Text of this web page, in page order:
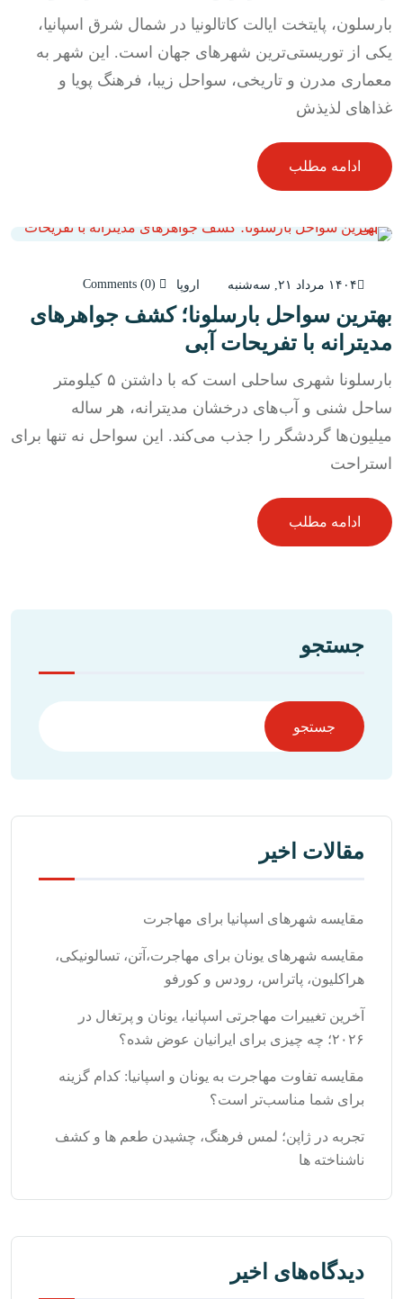
بارسلون، پایتخت ایالت کاتالونیا در شمال شرق اسپانیا،
یکی از توریستی‌ترین شهرهای جهان است. این شهر به
معماری مدرن و تاریخی، سواحل زیبا، فرهنگ پویا و
غذاهای لذیذش
ادامه مطلب
۱۴۰۴ مرداد ۲۱, سه‌شنبه اروپا
بهترین سواحل بارسلونا؛ کشف جواهرهای
مدیترانه با تفریحات آبی
بارسلونا شهری ساحلی است که با داشتن ۵ کیلومتر
ساحل شنی و آب‌های درخشان مدیترانه، هر ساله
میلیون‌ها گردشگر را جذب می‌کند. این سواحل نه تنها برای
استراحت
ادامه مطلب
جستجو
جستجو
مقالات اخیر
مقایسه شهرهای اسپانیا برای مهاجرت
مقایسه شهرهای یونان برای مهاجرت،آتن، تسالونیکی،
هراکلیون، پاتراس، رودس و کورفو
آخرین تغییرات مهاجرتی اسپانیا، یونان و پرتغال در
۲۰۲۶؛ چه چیزی برای ایرانیان عوض شده؟
مقایسه تفاوت مهاجرت به یونان و اسپانیا: کدام گزینه
برای شما مناسب‌تر است؟
تجربه در ژاپن؛ لمس فرهنگ، چشیدن طعم‌ ها و کشف
ناشناخته‌ ها
دیدگاه‌های اخیر